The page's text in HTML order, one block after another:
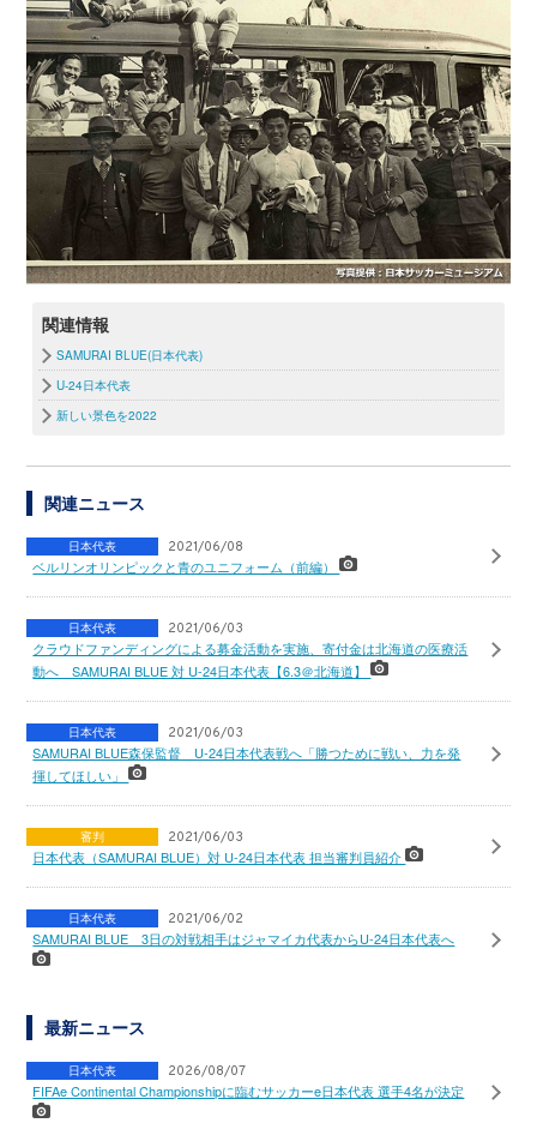
関連情報
SAMURAI BLUE(日本代表)
U-24日本代表
新しい景色を2022
関連ニュース
日本代表 2021/06/08
ベルリンオリンピックと青のユニフォーム（前編）
日本代表 2021/06/03
クラウドファンディングによる募金活動を実施、寄付金は北海道の医療活
動へ SAMURAI BLUE 対 U-24日本代表【6.3＠北海道】
日本代表 2021/06/03
SAMURAI BLUE森保監督 U-24日本代表戦へ「勝つために戦い、力を発
揮してほしい」
審判 2021/06/03
日本代表（SAMURAI BLUE）対 U-24日本代表 担当審判員紹介
日本代表 2021/06/02
SAMURAI BLUE 3日の対戦相手はジャマイカ代表からU-24日本代表へ
最新ニュース
日本代表 2026/08/07
FIFAe Continental Championshipに臨むサッカーe日本代表 選手4名が決定